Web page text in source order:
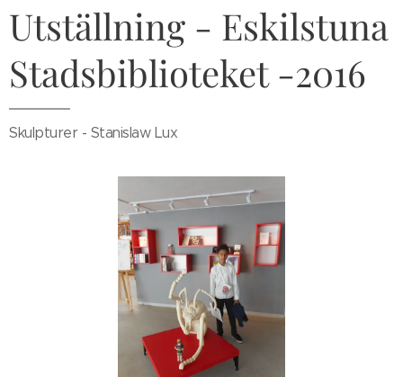
Utställning - Eskilstuna
Stadsbiblioteket -2016
Skulpturer - Stanislaw Lux